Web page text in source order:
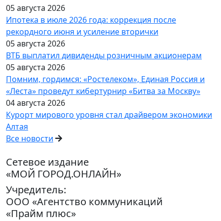
05 августа 2026
Ипотека в июле 2026 года: коррекция после
рекордного июня и усиление вторички
05 августа 2026
ВТБ выплатил дивиденды розничным акционерам
05 августа 2026
Помним, гордимся: «Ростелеком», Единая Россия и
«Леста» проведут кибертурнир «Битва за Москву»
04 августа 2026
Курорт мирового уровня стал драйвером экономики
Алтая
Все новости
Сетевое издание
«МОЙ ГОРОД.ОНЛАЙН»
Учредитель:
ООО «Агентство коммуникаций
«Прайм плюс»